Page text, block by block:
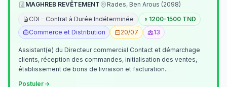
MAGHREB REVÊTEMENT
Rades, Ben Arous (2098)
CDI - Contrat à Durée Indéterminée
1200-1500 TND
Commerce et Distribution
20/07 13
Assistant(e) du Directeur commercial Contact et démarchage
clients, réception des commandes, initialisation des ventes,
établissement de bons de livraison et facturation.
Postuler